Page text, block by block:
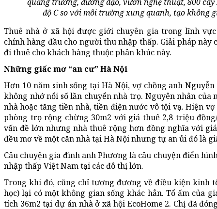
độ C so với môi trường xung quanh, tạo không
Thuê nhà ở xã hội được giới chuyên gia trong lĩnh
chính hàng đầu cho người thu nhập thấp. Giải pháp này
đi thuê cho khách hàng thuộc phân khúc này.
Những giấc mơ “an cư” Hà Nội
Hơn 10 năm sinh sống tại Hà Nội, vợ chồng anh
không nhớ nổi số lần chuyển nhà trọ. Nguyên nhân
nhà hoặc tăng tiền nhà, tiền điện nước vô tội vạ. Hiện
phòng trọ rộng chừng 30m2 với giá thuê 2,8 triệu
vấn đề lớn nhưng nhà thuê rộng hơn đồng nghĩa với
đều mơ về một căn nhà tại Hà Nội nhưng tự an ủi đó là
Câu chuyện gia đình anh Phương là câu chuyện điển
nhập thấp Việt Nam tại các đô thị lớn.
Trong khi đó, cũng chỉ tương đương về điều kiện kinh
học) lại có một không gian sống khác hẳn. Tổ ấm của
tích 36m2 tại dự án nhà ở xã hội EcoHome 2. Chị đã